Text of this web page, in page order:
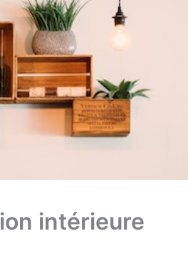
intérieure